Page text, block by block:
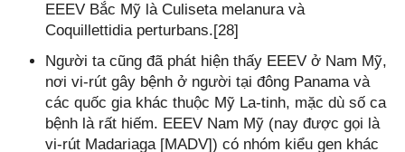
EEEV Bắc Mỹ là Culiseta melanura và
Coquillettidia perturbans.[28]
Người ta cũng đã phát hiện thấy EEEV ở Nam Mỹ,
nơi vi-rút gây bệnh ở người tại đông Panama và
các quốc gia khác thuộc Mỹ La-tinh, mặc dù số ca
bệnh là rất hiếm. EEEV Nam Mỹ (nay được gọi là
vi-rút Madariaga [MADV]) có nhóm kiểu gen khác